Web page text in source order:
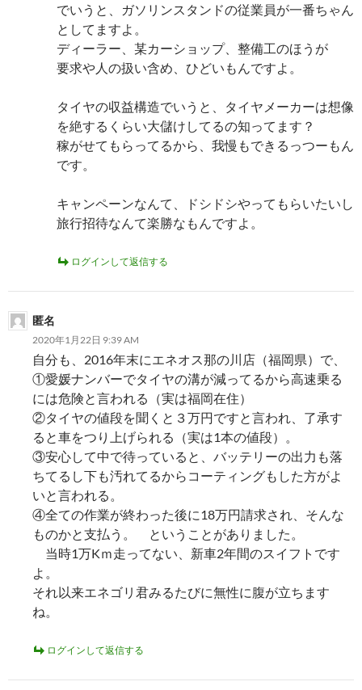
でいうと、ガソリンスタンドの従業員が一番ちゃん
としてますよ。
ディーラー、某カーショップ、整備工のほうが
要求や人の扱い含め、ひどいもんですよ。
タイヤの収益構造でいうと、タイヤメーカーは想像
を絶するくらい大儲けしてるの知ってます？
稼がせてもらってるから、我慢もできるっつーもん
です。
キャンペーンなんて、ドシドシやってもらいたいし
旅行招待なんて楽勝なもんですよ。
ログインして返信する
匿名
2020年1月22日 9:39 AM
自分も、2016年末にエネオス那の川店（福岡県）で、
①愛媛ナンバーでタイヤの溝が減ってるから高速乗る
には危険と言われる（実は福岡在住）
②タイヤの値段を聞くと３万円ですと言われ、了承す
ると車をつり上げられる（実は1本の値段）。
③安心して中で待っていると、バッテリーの出力も落
ちてるし下も汚れてるからコーティングもした方がよ
いと言われる。
④全ての作業が終わった後に18万円請求され、そんな
ものかと支払う。 ということがありました。
当時1万Kｍ走ってない、新車2年間のスイフトです
よ。
それ以来エネゴリ君みるたびに無性に腹が立ちます
ね。
ログインして返信する